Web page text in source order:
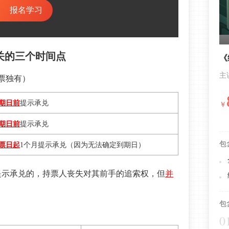
报名学习
的三个时间点
独有）
日前提示承兑
日前提示承兑
日起1个月提示承兑（因为无法确定到期日）
承兑的，持票人丧失对其前手的追索权，但并
主
￥
包
包